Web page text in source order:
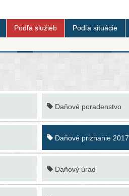
Podľa služieb Podľa situácie
Daňové poradenstvo
Daňové priznanie 2017
Daňový úrad